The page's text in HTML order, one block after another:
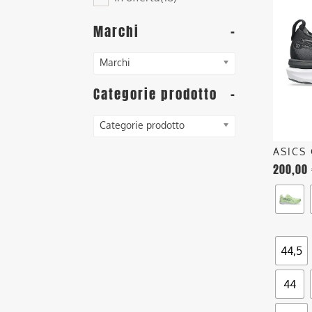
Marchi -
Marchi
Categorie prodotto -
Categorie prodotto
ASICS
200,00
44,5
44
opzioni
pagina
del
prodotto